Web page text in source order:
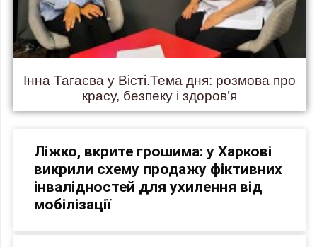
Інна Тагаєва у Вісті.Тема дня: розмова про
красу, безпеку і здоров’я
Ліжко, вкрите грошима: у Харкові
викрили схему продажу фіктивних
інвалідностей для ухилення від
мобілізації